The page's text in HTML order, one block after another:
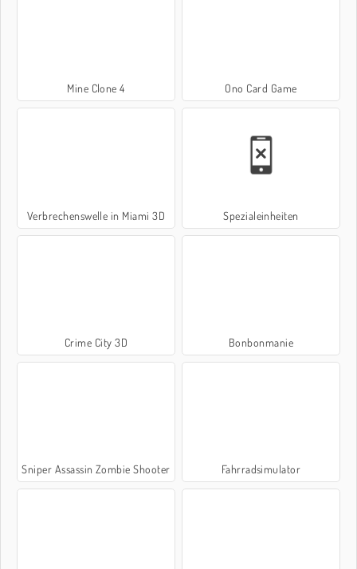
Mine Clone 4 Ono Card Game
Verbrechenswelle in Miami 3D Spezialeinheiten
Crime City 3D Bonbonmanie
Sniper Assassin Zombie Shooter Fahrradsimulator